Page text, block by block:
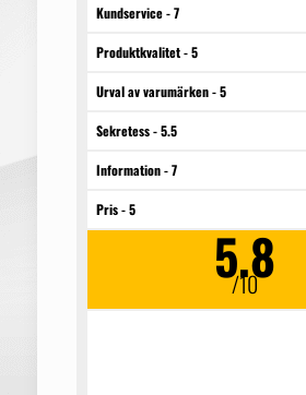
Kundservice - 7
Produktkvalitet - 5
Urval av varumärken - 5
Sekretess - 5.5
Information - 7
Pris - 5
5.8
/10